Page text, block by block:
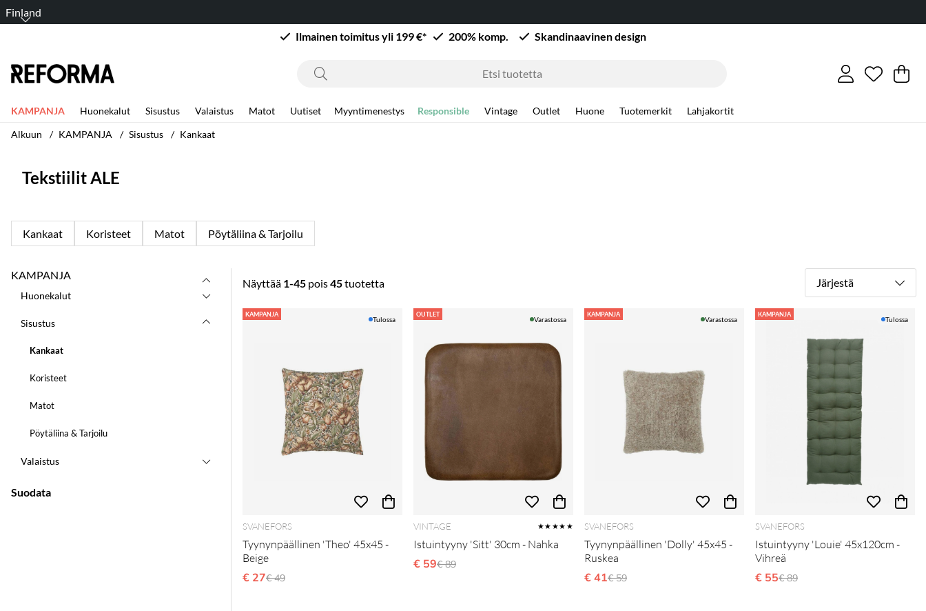
Finland
Ilmainen toimitus yli 199 €*
200% komp. Skandinaavinen design
. .
KAMPANJA Huonekalut Sisustus Valaistus Matot Uutiset Myyntimenestys Responsible Vintage Outlet Huone Tuotemerkit
Lahjakortit
Alkuun
KAMPANJA Sisustus Kankaat
Tekstiilit ALE
Kankaat Koristeet Matot Pöytäliina & Tarjoilu
KAMPANJA
Huonekalut
Sisustus
Kankaat
Koristeet
Matot
Pöytäliina & Tarjoilu
Valaistus
Suodata
Näyttää 1-45 pois45tuotetta Järjestä
Tuotteet
KAMPANJA
Tulossa
SVANEFORS
Tyynynpäällinen 'Theo' 45x45 -
Beige
€ 27Normaali hinta
€ 49
OUTLET
Varastossa
VINTAGE ★★★★★
Istuintyyny 'Sitt' 30cm - Nahka
€ 59Normaali hinta
€ 89
KAMPANJA
Varastossa
SVANEFORS
Tyynynpäällinen 'Dolly' 45x45 -
Ruskea
€ 41Normaali hinta
€ 59
KAMPANJA
Tulossa
SVANEFORS
Istuintyyny 'Louie' 45x120cm -
Vihreä
€ 55Normaali hinta
€ 89